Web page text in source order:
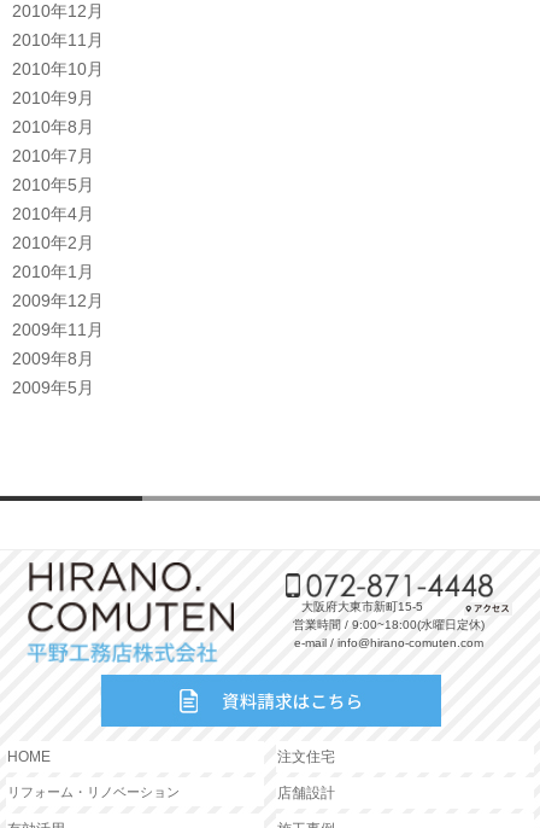
2010年12月
2010年11月
2010年10月
2010年9月
2010年8月
2010年7月
2010年5月
2010年4月
2010年2月
2010年1月
2009年12月
2009年11月
2009年8月
2009年5月
大阪府大東市新町15-5
営業時間 / 9:00~18:00(水曜日定休)
e-mail / info@hirano-comuten.com
HOME 注文住宅
リフォーム・リノベーション 店舗設計